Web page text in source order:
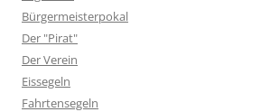
Bürgermeisterpokal
Der "Pirat"
Der Verein
Eissegeln
Fahrtensegeln